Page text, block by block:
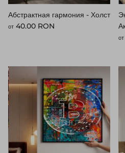
Абстрактная гармония - Холст
Стандартная цена
от 40.00 RON
от